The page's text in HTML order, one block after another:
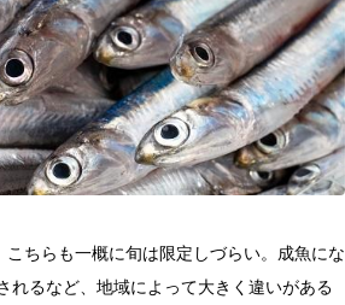
ちらも一概に旬は限定しづらい。成魚にな
れるなど、地域によって大きく違いがある